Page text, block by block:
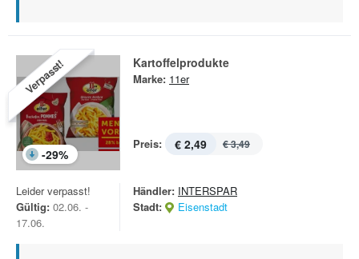
Verpasst!
-29%
Kartoffelprodukte
Marke: 11er
Preis: € 2,49 € 3,49
Leider verpasst!
Gültig: 02.06. -
17.06.
Händler: INTERSPAR
Stadt:
Eisenstadt